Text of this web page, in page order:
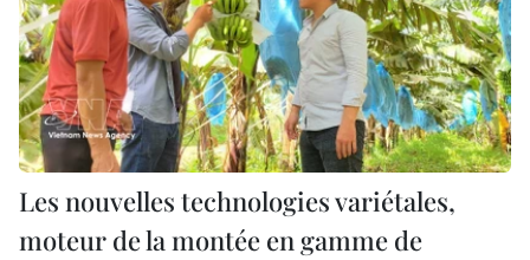
Les nouvelles technologies variétales,
moteur de la montée en gamme de